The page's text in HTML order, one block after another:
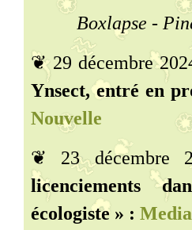
Boxlapse -
❦ 29 décembre
Ynsect, entré en
Nouvelle
❦ 23 décembre
licenciements
écologiste » :